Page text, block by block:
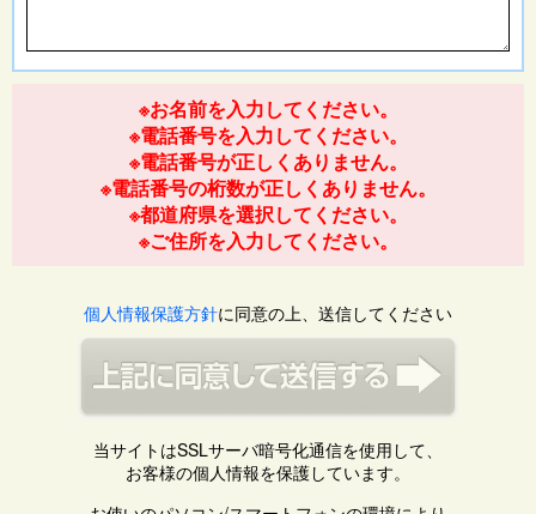
※お名前を入力してください。
※電話番号を入力してください。
※電話番号が正しくありません。
※電話番号の桁数が正しくありません。
※都道府県を選択してください。
※ご住所を入力してください。
個人情報保護方針に同意の上、送信してください
当サイトはSSLサーバ暗号化通信を使用して、
お客様の個人情報を保護しています。